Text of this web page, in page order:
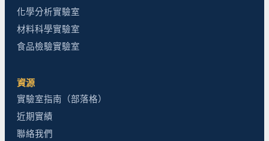
化學分析實驗室
材料科學實驗室
食品檢驗實驗室
資源
實驗室指南（部落格）
近期實績
聯絡我們